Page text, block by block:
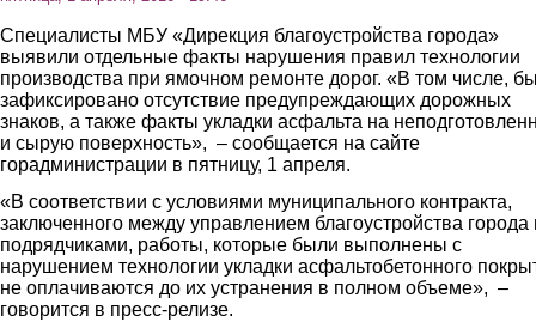
Специалисты МБУ «Дирекция благоустройства города»
выявили отдельные факты нарушения правил технологии
производства при ямочном ремонте дорог. «В том числе,
зафиксировано отсутствие предупреждающих дорожных
знаков, а также факты укладки асфальта на
и сырую поверхность», – сообщается на сайте
горадминистрации в пятницу, 1 апреля.
«В соответствии с условиями муниципального контракта,
заключенного между управлением благоустройства города
подрядчиками, работы, которые были выполнены с
нарушением технологии укладки асфальтобетонного
не оплачиваются до их устранения в полном объеме», –
говорится в пресс-релизе.